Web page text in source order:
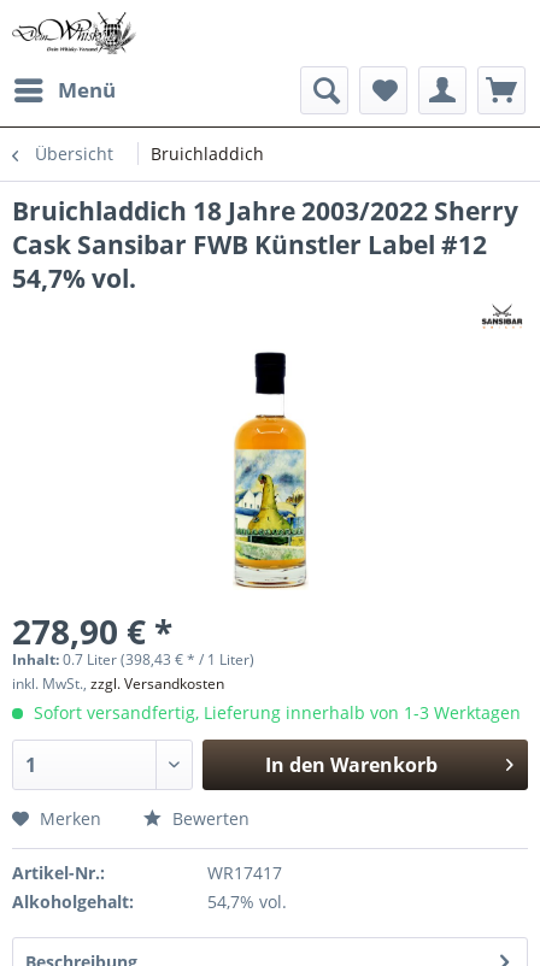
Menü
Übersicht Bruichladdich
Bruichladdich 18 Jahre 2003/2022 Sherry
Cask Sansibar FWB Künstler Label #12
54,7% vol.
278,90 € *
Inhalt:0.7 Liter (398,43 € * / 1 Liter)
inkl. MwSt., zzgl. Versandkosten
Sofort versandfertig, Lieferung innerhalb von 1-3 Werktagen
In den Warenkorb
Merken Bewerten
Artikel-Nr.:
WR17417
Alkoholgehalt:
54,7% vol.